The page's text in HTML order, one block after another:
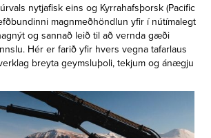
nytjafisk eins og Kyrrahafsþorsk (Pacific
magnmeðhöndlun yfir í nútímalegt
og sannað leið til að vernda gæði
Hér er farið yfir hvers vegna tafarlaus
breyta geymsluþoli, tekjum og ánægju